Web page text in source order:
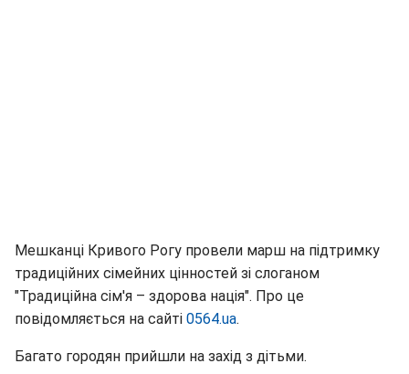
Мешканці Кривого Рогу провели марш на підтримку
традиційних сімейних цінностей зі слоганом
"Традиційна сім'я – здорова нація". Про це
повідомляється на сайті 0564.ua.
Багато городян прийшли на захід з дітьми.